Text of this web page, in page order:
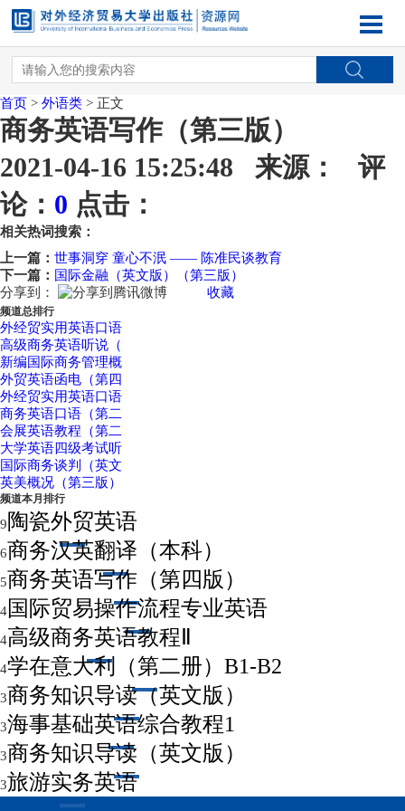
首页 > 外语类 > 正文
商务英语写作（第三版）
2021-04-16 15:25:48 来源： 评
论： 0 点击：
相关热词搜索：
上一篇： 世事洞穿 童心不泯 —— 陈准民谈教育
下一篇： 国际金融（英文版）（第三版）
分享到：
收藏
频道总排行
外经贸实用英语口语
高级商务英语听说（
新编国际商务管理概
外贸英语函电（第四
外经贸实用英语口语
商务英语口语（第二
会展英语教程（第二
大学英语四级考试听
国际商务谈判（英文
英美概况（第三版）
频道本月排行
9 陶瓷外贸英语
6商务汉英翻译（本科）
5商务英语写作（第四版）
4国际贸易操作流程专业英语
4高级商务英语教程Ⅱ
4学在意大利（第二册）B1-B2
3商务知识导读（英文版）
3海事基础英语综合教程1
3商务知识导读（英文版）
3旅游实务英语